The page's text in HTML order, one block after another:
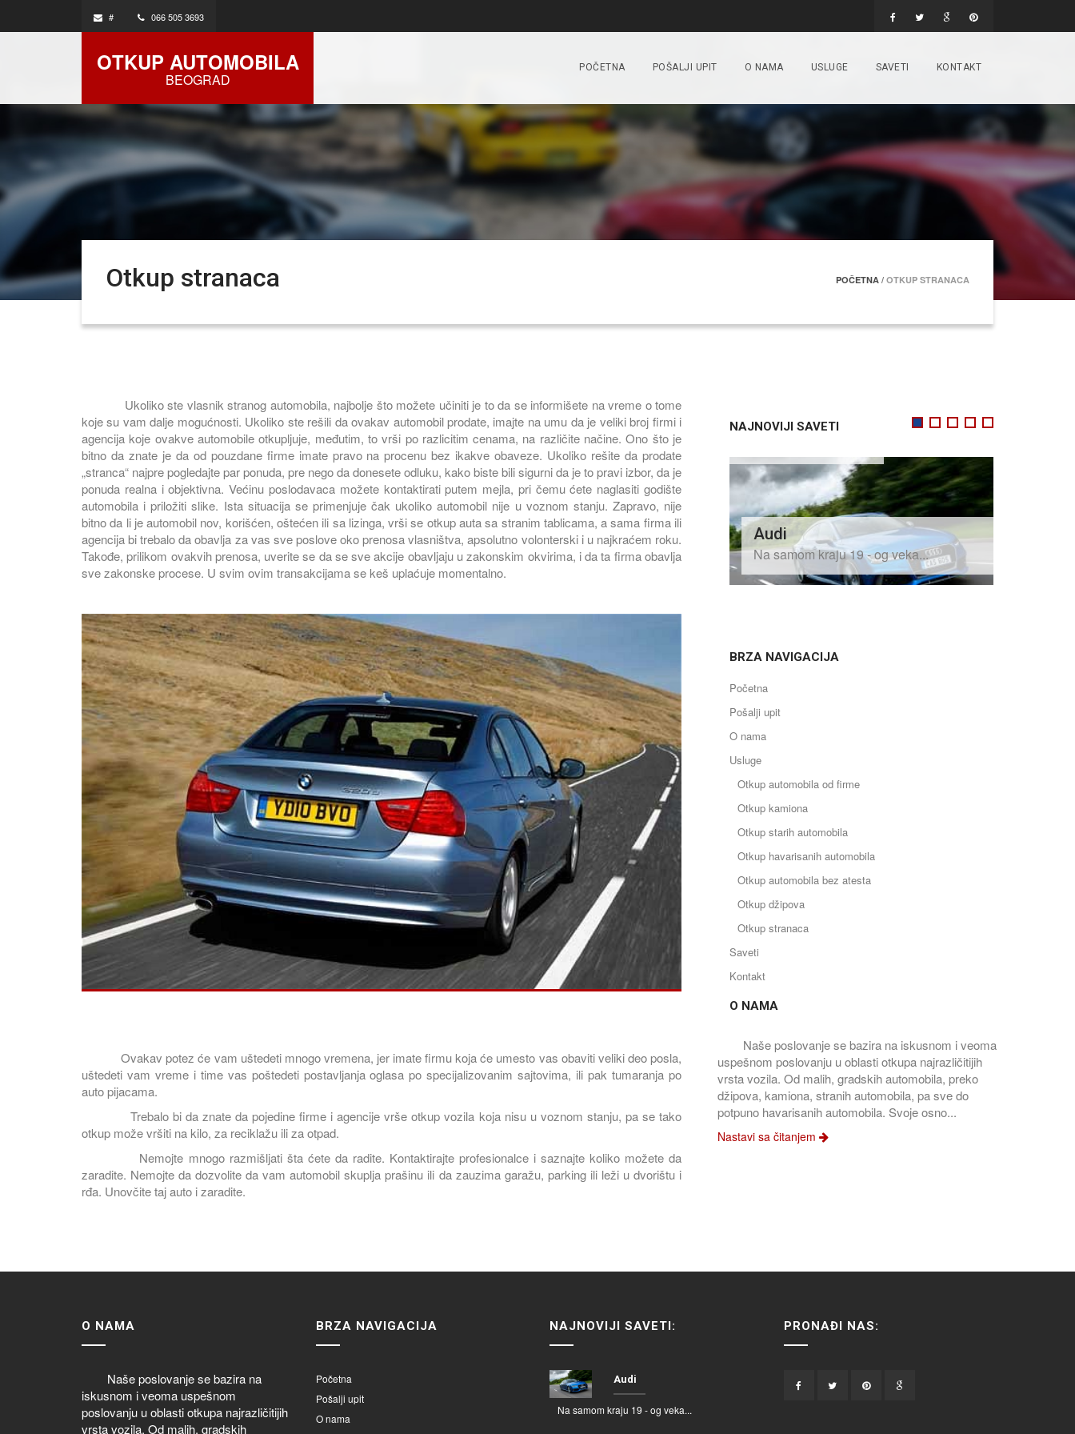
# 066 505 3693
OTKUP AUTOMOBILA
BEOGRAD
POČETNA POŠALJI UPIT O NAMA USLUGE SAVETI KONTAKT
Otkup stranaca POČETNA / OTKUP STRANACA
Ukoliko ste vlasnik stranog automobila, najbolje što možete učiniti je to da se informišete na vreme o tome
koje su vam dalje mogućnosti. Ukoliko ste rešili da ovakav automobil prodate, imajte na umu da je veliki broj firmi i
agencija koje ovakve automobile otkupljuje, međutim, to vrši po razlicitim cenama, na različite načine. Ono što je
bitno da znate je da od pouzdane firme imate pravo na procenu bez ikakve obaveze. Ukoliko rešite da prodate
„stranca“ najpre pogledajte par ponuda, pre nego da donesete odluku, kako biste bili sigurni da je to pravi izbor, da je
ponuda realna i objektivna. Većinu poslodavaca možete kontaktirati putem mejla, pri čemu ćete naglasiti godište
automobila i priložiti slike. Ista situacija se primenjuje čak ukoliko automobil nije u voznom stanju. Zapravo, nije
bitno da li je automobil nov, korišćen, oštećen ili sa lizinga, vrši se otkup auta sa stranim tablicama, a sama firma ili
agencija bi trebalo da obavlja za vas sve poslove oko prenosa vlasništva, apsolutno volonterski i u najkraćem roku.
Takođe, prilikom ovakvih prenosa, uverite se da se sve akcije obavljaju u zakonskim okvirima, i da ta firma obavlja
sve zakonske procese. U svim ovim transakcijama se keš uplaćuje momentalno.
Ovakav potez će vam uštedeti mnogo vremena, jer imate firmu koja će umesto vas obaviti veliki deo posla,
uštedeti vam vreme i time vas poštedeti postavljanja oglasa po specijalizovanim sajtovima, ili pak tumaranja po
auto pijacama.
Trebalo bi da znate da pojedine firme i agencije vrše otkup vozila koja nisu u voznom stanju, pa se tako
otkup može vršiti na kilo, za reciklažu ili za otpad.
Nemojte mnogo razmišljati šta ćete da radite. Kontaktirajte profesionalce i saznajte koliko možete da
zaradite. Nemojte da dozvolite da vam automobil skuplja prašinu ili da zauzima garažu, parking ili leži u dvorištu i
rđa. Unovčite taj auto i zaradite.
NAJNOVIJI SAVETI
Chrysler
Na teritoriji američke drž...
Audi
Na samom kraju 19 - og veka...
Alfa Romeo
1 2 3 4 5
BRZA NAVIGACIJA
Početna
Pošalji upit
O nama
Usluge
Otkup automobila od firme
Otkup kamiona
Otkup starih automobila
Otkup havarisanih automobila
Otkup automobila bez atesta
Otkup džipova
Otkup stranaca
Saveti
Kontakt
O NAMA
Naše poslovanje se bazira na iskusnom i veoma
uspešnom poslovanju u oblasti otkupa najrazličitijih
vrsta vozila. Od malih, gradskih automobila, preko
džipova, kamiona, stranih automobila, pa sve do
potpuno havarisanih automobila. Svoje osno...
Nastavi sa čitanjem
O NAMA
Naše poslovanje se bazira na
iskusnom i veoma uspešnom
poslovanju u oblasti otkupa najrazličitijih
vrsta vozila. Od malih, gradskih
BRZA NAVIGACIJA
Početna
Pošalji upit
O nama
NAJNOVIJI SAVETI:
Audi
Na samom kraju 19 - og veka...
PRONAĐI NAS: